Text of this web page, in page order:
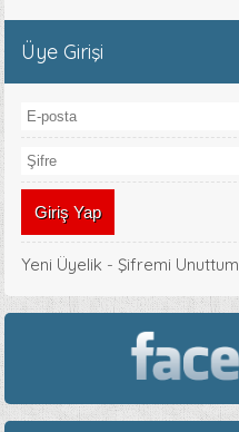
Üye Girişi
Yeni Üyelik -Şifremi Unuttum